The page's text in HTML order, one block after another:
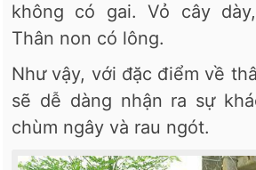
không có gai. Vỏ cây
Thân non có lông.
Như vậy, với đặc điểm về
sẽ dễ dàng nhận ra sự
chùm ngây và rau ngót.